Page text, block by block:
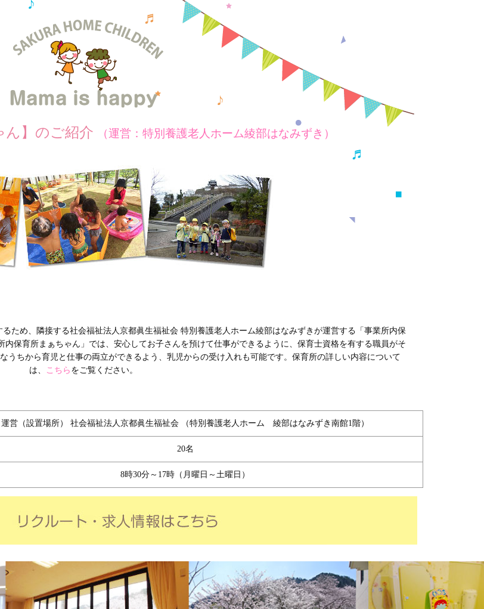
ん】のご紹介 （運営：特別養護老人ホーム綾部はなみずき）
ため、隣接する社会福祉法人京都眞生福祉会 特別養護老人ホーム綾部はなみずきが運営する「事業所内保
保育所まぁちゃん」では、安心してお子さんを預けて仕事ができるように、保育士資格を有する職員がそ
うちから育児と仕事の両立ができるよう、乳児からの受け入れも可能です。保育所の詳しい内容について
は、
こちら をご覧ください。
運営（設置場所） 社会福祉法人京都眞生福祉会 （特別養護老人ホーム 綾部はなみずき南館1階）
20名
8時30分～17時（月曜日～土曜日）